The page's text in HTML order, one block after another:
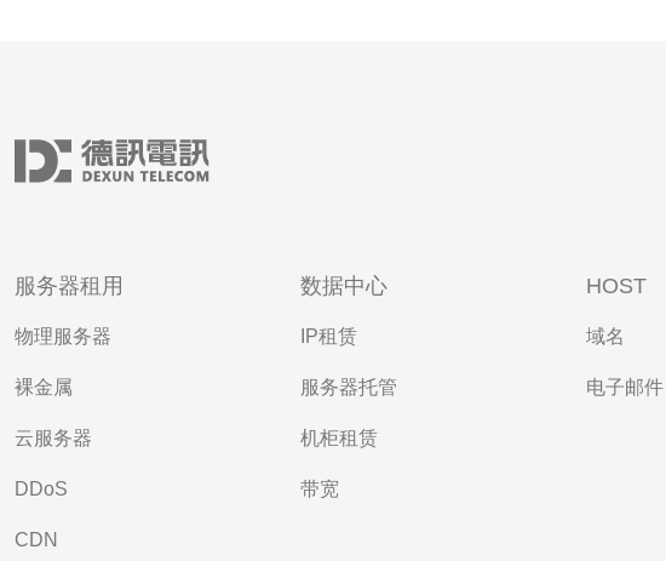
服务器租用
物理服务器
裸金属
云服务器
DDoS
CDN
数据中心
IP租赁
服务器托管
机柜租赁
带宽
HOST
域名
电子邮件